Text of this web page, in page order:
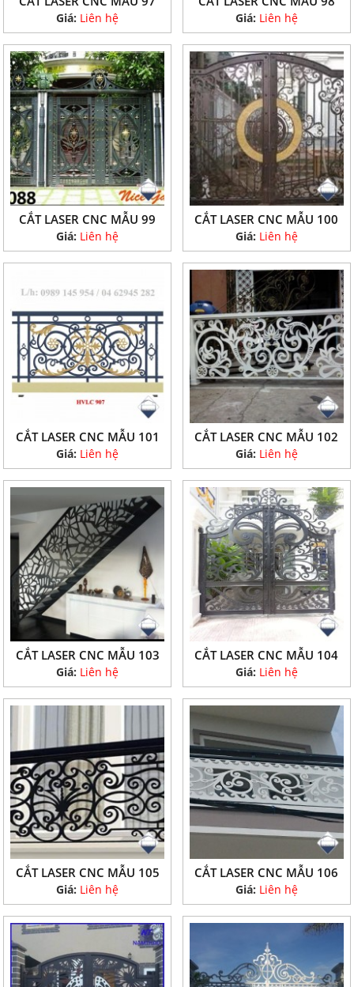
Giá: Liên hệ Giá: Liên hệ
CẮT LASER CNC MẪU 99
Giá: Liên hệ
CẮT LASER CNC MẪU 100
Giá: Liên hệ
CẮT LASER CNC MẪU 101
Giá: Liên hệ
CẮT LASER CNC MẪU 102
Giá: Liên hệ
CẮT LASER CNC MẪU 103
Giá: Liên hệ
CẮT LASER CNC MẪU 104
Giá: Liên hệ
CẮT LASER CNC MẪU 105
Giá: Liên hệ
CẮT LASER CNC MẪU 106
Giá: Liên hệ